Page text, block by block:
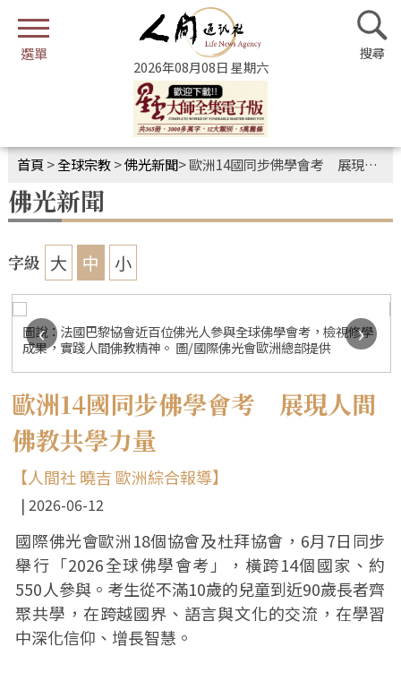
2026年08月08日 星期六
首頁 >全球宗教>佛光新聞>歐洲14國同步佛學會考 展現人間佛教共學力量
佛光新聞
字級 大 中 小
圖說：法國巴黎協會近百位佛光人參與全球佛學會考，檢視修學
成果，實踐人間佛教精神。 圖/國際佛光會歐洲總部提供
‹ ›
歐洲14國同步佛學會考 展現人間
佛教共學力量
【人間社 曉吉 歐洲綜合報導】
2026-06-12
國際佛光會歐洲18個協會及杜拜協會，6月7日同步
舉行「2026全球佛學會考」，橫跨14個國家、約
550人參與。考生從不滿10歲的兒童到近90歲長者齊
聚共學，在跨越國界、語言與文化的交流，在學習
中深化信仰、增長智慧。